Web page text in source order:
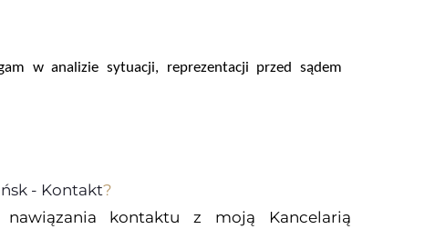
w analizie sytuacji, reprezentacji przed sądem
- Kontakt?
nawiązania kontaktu z moją Kancelarią